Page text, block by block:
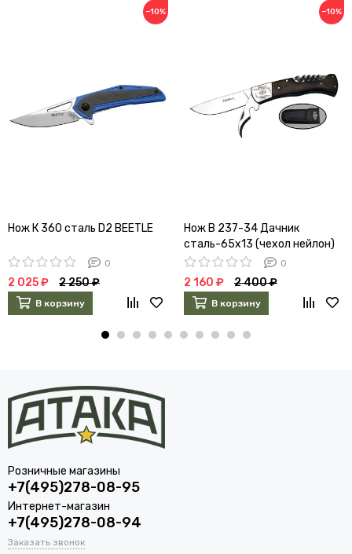
−10%
Нож К 360 сталь D2 BEETLE
0
2 025 ₽ 2 250 ₽
В корзину
−10%
Нож В 237-34 Дачник
сталь-65х13 (чехол нейлон)
0
2 160 ₽ 2 400 ₽
В корзину
Розничные магазины
+7(495)278-08-95
Интернет-магазин
+7(495)278-08-94
Заказать звонок